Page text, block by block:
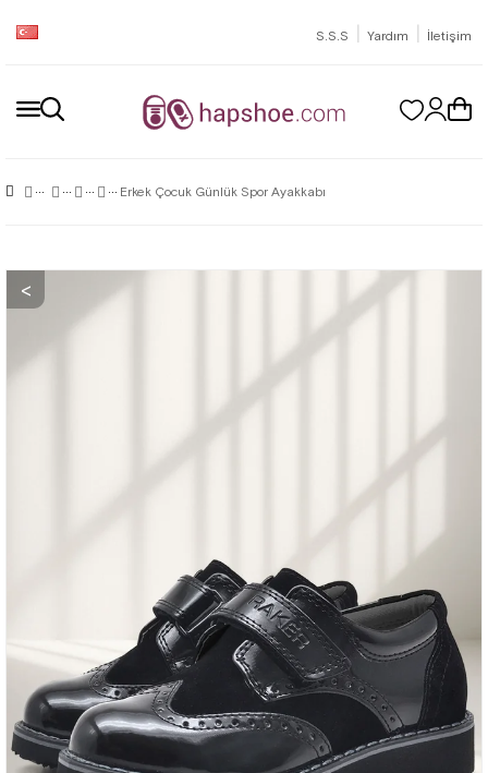
S.S.S | Yardım | İletişim
Erkek Çocuk Günlük Spor Ayakkabı